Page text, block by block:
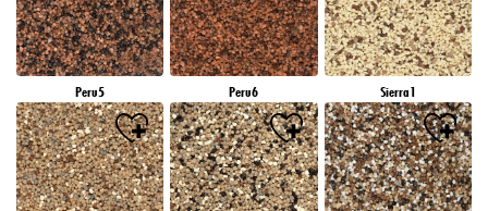
Peru5 Peru6 Sierra1